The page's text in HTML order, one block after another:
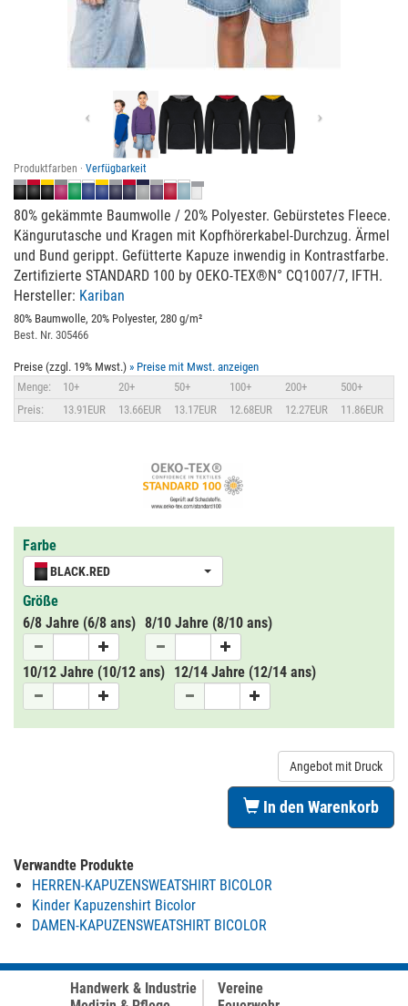
Previous
Produktfarben · Verfügbarkeit
80% gekämmte Baumwolle / 20% Polyester. Gebürstetes Fleece.
Kängurutasche und Kragen mit Kopfhörerkabel-Durchzug. Ärmel
und Bund gerippt. Gefütterte Kapuze inwendig in Kontrastfarbe.
Zertifizierte STANDARD 100 by OEKO-TEX®N° CQ1007/7, IFTH.
Hersteller: Kariban
80% Baumwolle, 20% Polyester, 280 g/m²
Best. Nr. 305466
Preise (zzgl. 19% Mwst.) » Preise mit Mwst. anzeigen
Menge:
10+ 20+ 50+ 100+ 200+
500+
Preis:
13.91EUR 13.66EUR 13.17EUR 12.68EUR 12.27EUR 11.86EUR
Farbe
BLACK.RED
Größe
6/8 Jahre (6/8 ans) 8/10 Jahre (8/10 ans)
10/12 Jahre (10/12 ans) 12/14 Jahre (12/14 ans)
Angebot mit Druck
In den Warenkorb
Verwandte Produkte
HERREN-KAPUZENSWEATSHIRT BICOLOR
Kinder Kapuzenshirt Bicolor
DAMEN-KAPUZENSWEATSHIRT BICOLOR
Handwerk & Industrie
Vereine